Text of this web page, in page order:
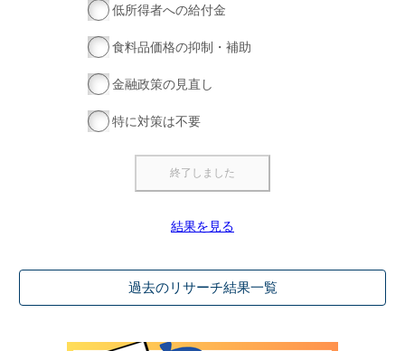
低所得者への給付金
食料品価格の抑制・補助
金融政策の見直し
特に対策は不要
結果を見る
過去のリサーチ結果一覧